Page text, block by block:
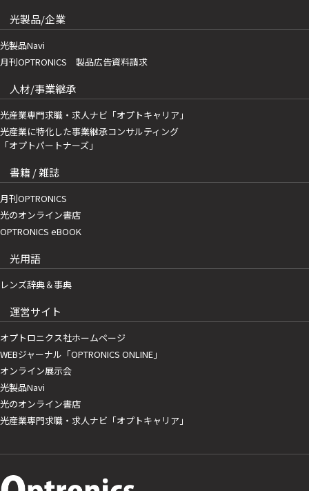
光製品/企業
光製品Navi
月刊OPTRONICS 製品広告資料請求
人材/事業継承
光産業専門求職・求人ナビ「オプトキャリア」
光産業に特化した事業継承コンサルティング
「オプトパートナーズ」
書籍 / 雑誌
月刊OPTRONICS
光のオンライン書店
OPTRONICS eBOOK
光用語
レンズ辞典＆事典
運営サイト
オプトロニクス社ホームページ
WEBジャーナル「OPTRONICS ONLINE」
オンライン展示会
光製品Navi
光のオンライン書店
光産業専門求職・求人ナビ「オプトキャリア」